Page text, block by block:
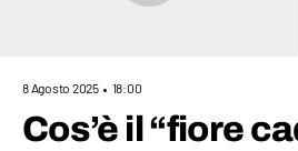
8 Agosto 2025 18:00
Cos’è il “fiore